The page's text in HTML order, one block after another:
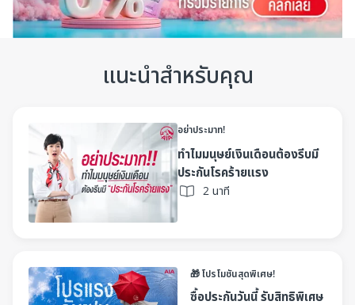
www.aia.co.th/privacyและสามารถติดต่อสอบถามข้อมูล
เพิ่มเติม หรือ ร้องขอใช้สิทธิตามที่กฎหมายกำหนด ได้ที่เอไอเอ
คุ้มครองข้อมูลส่วนบุคคลของเอไอเอ (DPO) กรุณาติดต่อทาง
อีเมล th.privacy@aia.com หรือติดต่อตามที่อยู่ที่ บริษัท เอ
กรุงเทพฯ 10500
แนะนำสำหรับคุณ
อย่าประมาท!
ทำไมมนุษย์เงินเดือนต้องรีบมี
ประกันโรคร้ายแรง
2 นาที
🎁 โปรโมชันสุดพิเศษ!
ซื้อประกันวันนี้ รับสิทธิพิเศษ